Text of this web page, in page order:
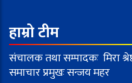
हाम्रो टीम
संचालक तथा सम्पादकः मिरा
समाचार प्रमुखः सन्जय महर